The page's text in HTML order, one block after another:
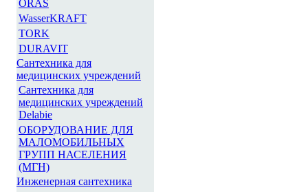
ORAS
WasserKRAFT
TORK
DURAVIT
Сантехника для
медицинских учреждений
Сантехника для
медицинских учреждений
Delabie
ОБОРУДОВАНИЕ ДЛЯ
МАЛОМОБИЛЬНЫХ
ГРУПП НАСЕЛЕНИЯ
(МГН)
Инженерная сантехника